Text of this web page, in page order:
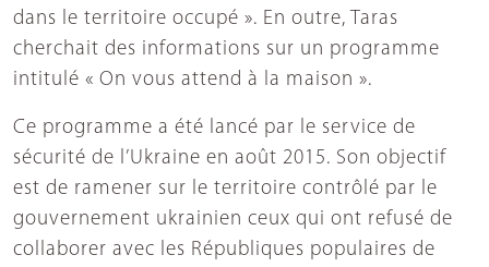
dans le territoire occupé ». En outre, Taras
cherchait des informations sur un programme
intitulé « On vous attend à la maison ».
Ce programme a été lancé par le service de
sécurité de l’Ukraine en août 2015. Son objectif
est de ramener sur le territoire contrôlé par le
gouvernement ukrainien ceux qui ont refusé de
collaborer avec les Républiques populaires de